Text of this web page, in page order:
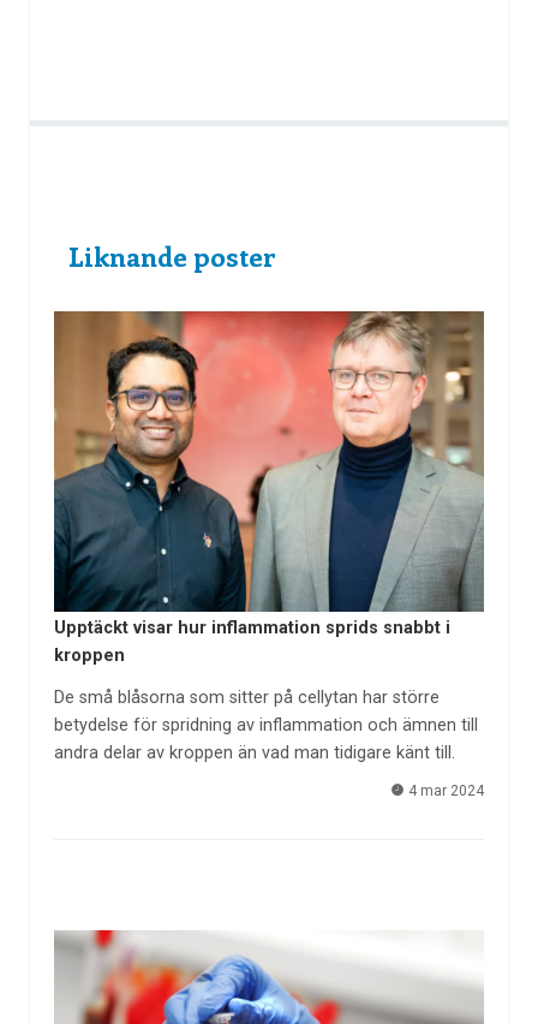
Liknande poster
Upptäckt visar hur inflammation sprids snabbt i
kroppen
De små blåsorna som sitter på cellytan har större
betydelse för spridning av inflammation och ämnen till
andra delar av kroppen än vad man tidigare känt till.
4 mar 2024